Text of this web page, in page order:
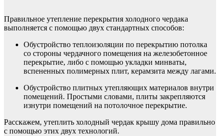
Правильное утепление перекрытия холодного чердака
выполняется с помощью двух стандартных способов:
Обустройство теплоизоляции по перекрытию потолка
со стороны чердачного помещения на железобетонное
перекрытие, либо с помощью укладки минваты,
вспененных полимерных плит, керамзита между лагами.
Обустройство плитных утепляющих материалов внутри
помещений. Простыми словами, плиты закрепляются
изнутри помещений на потолочное перекрытие.
Расскажем, утеплить холодный чердак крышу дома правильно
с помощью этих двух технологий.